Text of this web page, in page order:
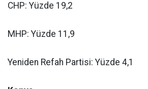
CHP: Yüzde 19,2
MHP: Yüzde 11,9
Yeniden Refah Partisi: Yüzde 4,1